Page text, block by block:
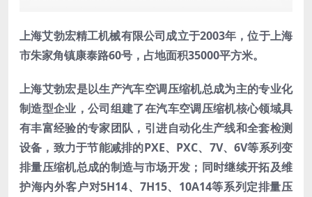
上海艾勃宏精工机械有限公司成立于2003年，位于上海
市朱家角镇康泰路60号，占地面积35000平方米。
上海艾勃宏是以生产汽车空调压缩机总成为主的专业化
制造型企业，公司组建了在汽车空调压缩机核心领域具
有丰富经验的专家团队，引进自动化生产线和全套检测
设备，致力于节能减排的PXE、PXC、7V、6V等系列变
排量压缩机总成的制造与市场开发；同时继续开拓及维
护海内外客户对5H14、7H15、10A14等系列定排量压